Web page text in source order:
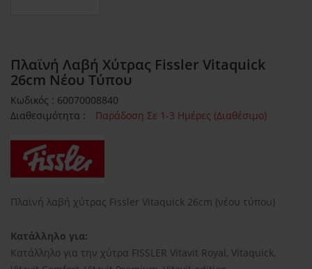
Πλαϊνή Λαβή Χύτρας Fissler Vitaquick
26cm Νέου Τύπου
Κωδικός : 60070008840
Διαθεσιμότητα :
Παράδοση Σε 1-3 Ημέρες (Διαθέσιμο)
Πλαϊνή λαβή χύτρας Fissler Vitaquick 26cm (νέου τύπου)
Κατάλληλο για:
Κατάλληλο για την χύτρα FISSLER Vitavit Royal, Vitaquick,